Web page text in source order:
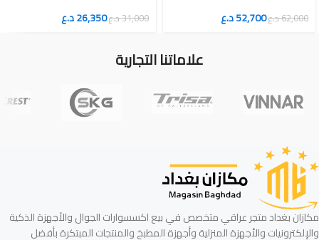
62,000د.ع52,700د.ع 31,000د.ع26,350د.ع
علاماتنا التجارية
مكازان بغداد متجر عراقي متخصص في بيع اكسسوارات الجوال والأجهزة الذكية
والإلكترونيات والأجهزة المنزلية وأجهزة المطبخ والمنتجات المبتكرة بأفضل